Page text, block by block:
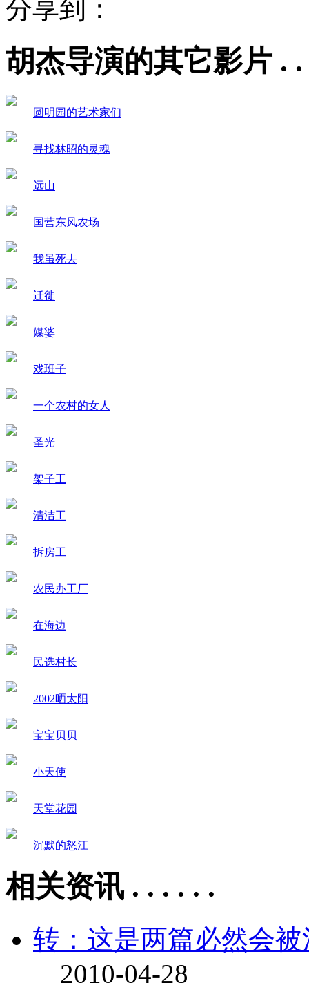
分享到：
胡杰导演的其它影片 . .
圆明园的艺术家们
寻找林昭的灵魂
远山
国营东风农场
我虽死去
迁徙
媒婆
戏班子
一个农村的女人
圣光
架子工
清洁工
拆房工
农民办工厂
在海边
民选村长
2002晒太阳
宝宝贝贝
小天使
天堂花园
沉默的怒江
相关资讯 . . . . . .
转：这是两篇必然会
2010-04-28